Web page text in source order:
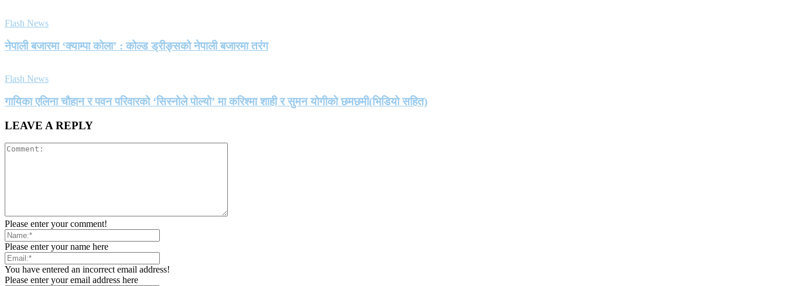
Flash News
नेपाली बजारमा ‘क्याम्पा कोला’ : कोल्ड ड्रीङ्सको नेपाली बजारमा तरंग
Flash News
गायिका एलिना चौहान र पवन परिवारको ‘सिस्नोले पोल्यो’ मा करिश्मा शाही र सुमन योगीको छमछमी(भिडियो सहित)
LEAVE A REPLY
Please enter your comment!
Please enter your name here
You have entered an incorrect email address!
Please enter your email address here